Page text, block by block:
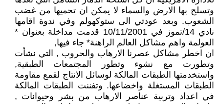
وتسلح بها الارض والسماء لا يمكن ان تحميها من غضب
الشعوب. وبعد عودتي الى ستوكهولم وفي ندوة اقامها
نادي 14/تموز في 10/11/2001 قدمت مداخلة بعنوان *
العولمة واهم مشاكل العالم الراهنة* جاء فيها,
ان اخطر مشاكل عصرنا الارهاب والحروب , التي نشأت
وتطورت مع نشوء وتطور المجتمعات الطبقية,
واستخدمتها الطبقات المالكة لوسائل الانتاج لقمع مقاومة
الطبقات المستغلة واخضاعها. وتفننت الطبقات المالكة
في اعداد وتربية عناصر الارهاب من بشر وحيوانات ,